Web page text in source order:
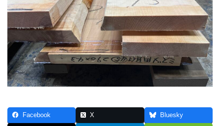
Facebook X Bluesky